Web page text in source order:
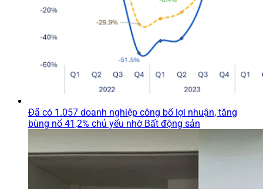
Đã có 1.057 doanh nghiệp công bố lợi nhuận, tăng
bùng nổ 41,2% chủ yếu nhờ Bất động sản